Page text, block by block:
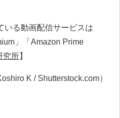
いる動画配信サービスは
」「Amazon Prime
究所】
K / Shutterstock.com）